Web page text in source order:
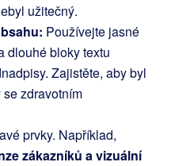
užitečný.
Používejte jasné
dlouhé bloky textu
Zajistěte, aby byl
zdravotním
prvky. Například,
zákazníků a vizuální